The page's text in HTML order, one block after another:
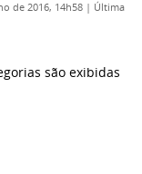
de 2016, 14h58 | Última
são exibidas